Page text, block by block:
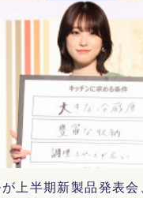
上半期新製品発表